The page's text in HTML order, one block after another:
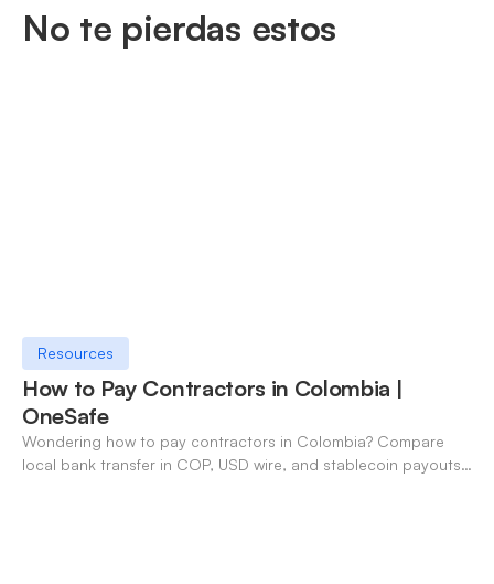
No te pierdas estos
Resources
How to Pay Contractors in Colombia |
OneSafe
Wondering how to pay contractors in Colombia? Compare
local bank transfer in COP, USD wire, and stablecoin payouts.